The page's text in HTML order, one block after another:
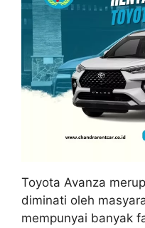
Toyota Avanza
diminati oleh
mempunyai banyak